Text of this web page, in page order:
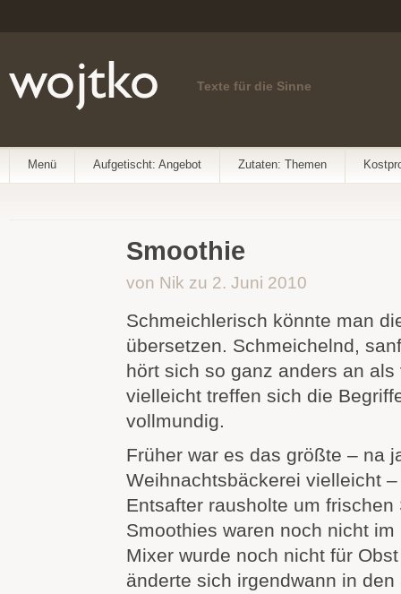
Texte für die Sinne
Menü Aufgetischt: Angebot Zutaten: Themen
Smoothie
von Nik zu 2. Juni 2010
Schmeichlerisch könnte man
übersetzen. Schmeichelnd,
hört sich so ganz anders an
vielleicht treffen sich die
vollmundig.
Früher war es das größte – na
Weihnachtsbäckerei vielleicht
Entsafter rausholte um frischen
Smoothies waren noch nicht
Mixer wurde noch nicht für
änderte sich irgendwann in